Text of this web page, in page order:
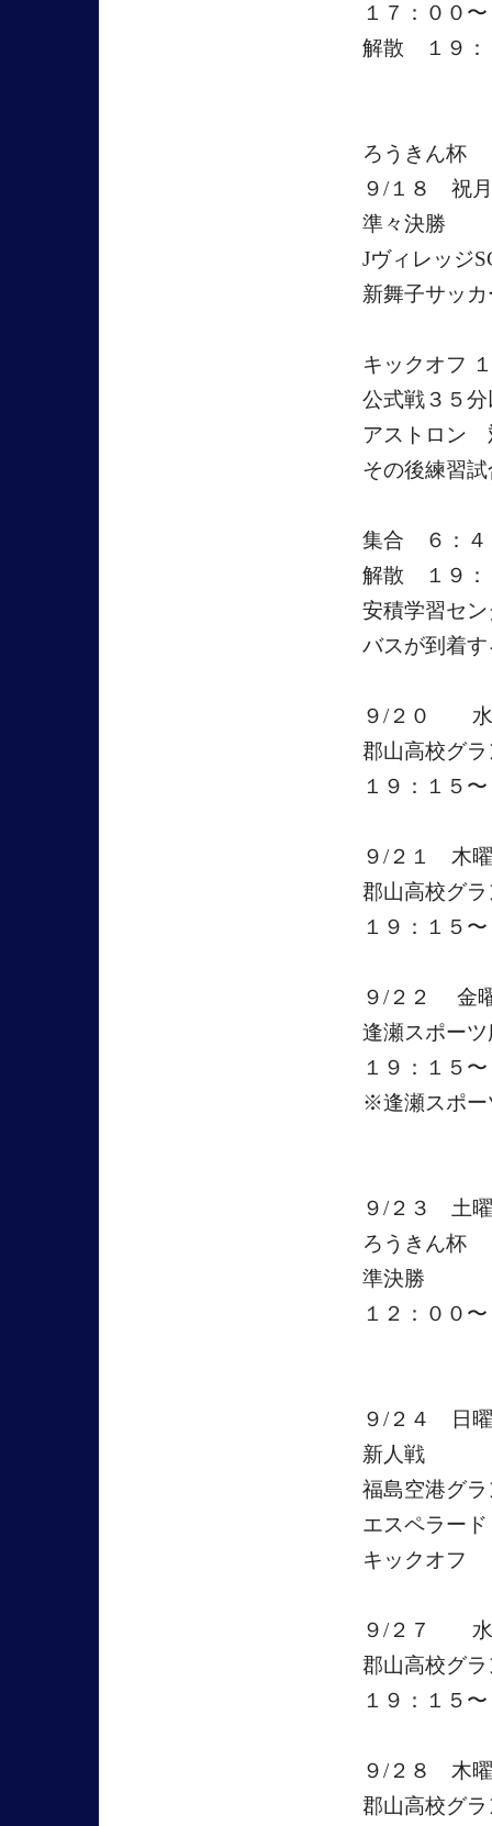
１７：００
解散 １９：
ろうきん杯
９/１８ 祝
準々決勝
Jヴィレッジ
新舞子サッ
キックオフ
公式戦３５
アストロ
その後練習
集合 ６：
解散 １９
安積学習セ
バスが到着
９/２０
郡山高校グ
１９：１５
９/２１ 木
郡山高校グ
１９：１５
９/２２ 金
逢瀬スポー
１９：１５
※逢瀬スポー
９/２３ 土
ろうきん杯
準決勝
１２：００〜
９/２４ 日
新人戦
福島空港グ
エスペラー
キックオフ
９/２７
郡山高校グ
１９：１５
９/２８ 木
郡山高校グ